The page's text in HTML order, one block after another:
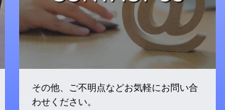
その他、ご不明点などお気軽にお問い合
わせください。